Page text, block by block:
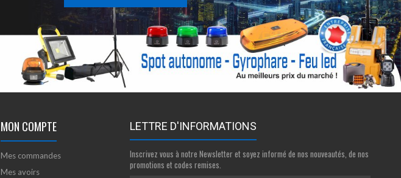
MON COMPTE
Mes commandes
Mes avoirs
LETTRE D'INFORMATIONS
Inscrivez vous à notre Newsletter et soyez informé de nos nouveautés, de nos
promotions et codes remises.